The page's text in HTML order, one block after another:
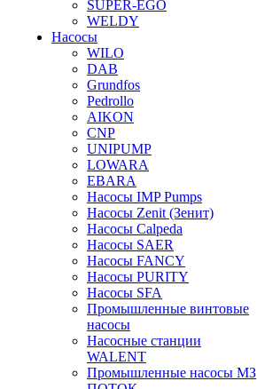
SUPER-EGO
WELDY
Насосы
WILO
DAB
Grundfos
Pedrollo
AIKON
CNP
UNIPUMP
LOWARA
EBARA
Насосы IMP Pumps
Насосы Zenit (Зенит)
Насосы Calpeda
Насосы SAER
Насосы FANCY
Насосы PURITY
Насосы SFA
Промышленные винтовые
насосы
Насосные станции
WALENT
Промышленные насосы МЗ